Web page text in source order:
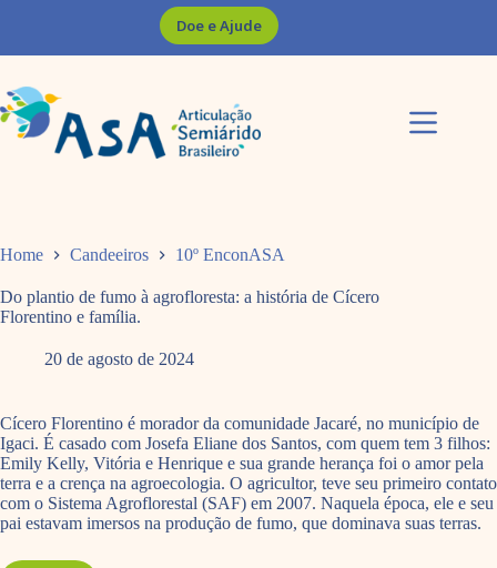
Doe e Ajude
Home Candeeiros 10º EnconASA
Do plantio de fumo à agrofloresta: a história de Cícero
Florentino e família.
20 de agosto de 2024
Cícero Florentino é morador da comunidade Jacaré, no município de
Igaci. É casado com Josefa Eliane dos Santos, com quem tem 3 filhos:
Emily Kelly, Vitória e Henrique e sua grande herança foi o amor pela
terra e a crença na agroecologia. O agricultor, teve seu primeiro contato
com o Sistema Agroflorestal (SAF) em 2007. Naquela época, ele e seu
pai estavam imersos na produção de fumo, que dominava suas terras.